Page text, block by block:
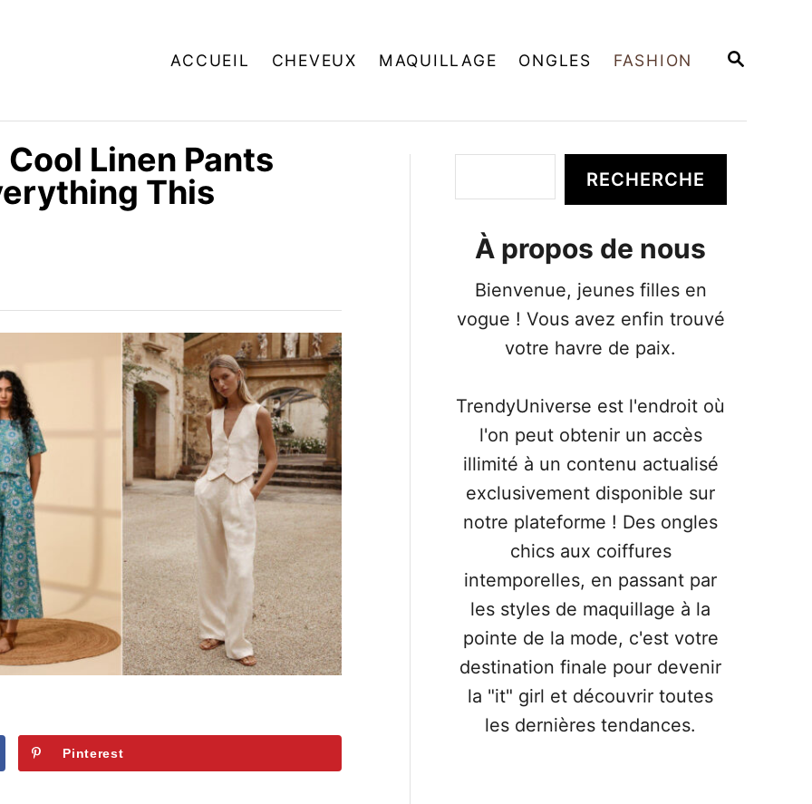
R
E
E
ACCUEIL CHEVEUX MAQUILLAGE ONGLES FASHION
Linen Pants
This
Pinterest
e
r
e
RECHERCHE
À propos de nous
Bienvenue, jeunes filles en
vogue ! Vous avez enfin trouvé
votre havre de paix.
TrendyUniverse est l'endroit où
l'on peut obtenir un accès
illimité à un contenu actualisé
exclusivement disponible sur
notre plateforme ! Des ongles
chics aux coiffures
intemporelles, en passant par
les styles de maquillage à la
pointe de la mode, c'est votre
destination finale pour devenir
la "it" girl et découvrir toutes
les dernières tendances.